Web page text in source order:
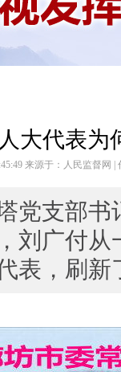
人大代表为
来源于：人民监督网
党支部
刘广付
表，刷